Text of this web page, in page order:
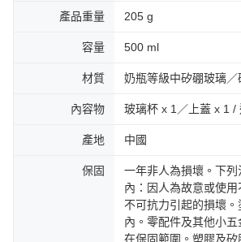
產品重量 205 g
容量 500 ml
材質 奶瓶等級中矽硼玻璃／
內容物 玻璃杯 x 1／上蓋 x 1 /
產地 中國
保固
一年非人為損壞。下列
內：因人為故意或使
不可抗力引起的損壞。
內。零配件及其他小
在保固範圍。塑膠及